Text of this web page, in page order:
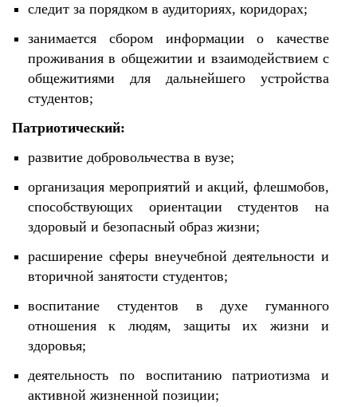
следит за порядком в аудиториях, коридорах;
занимается сбором информации о качестве
проживания в общежитии и взаимодействием с
общежитиями для дальнейшего устройства
студентов;
Патриотический:
развитие добровольчества в вузе;
организация мероприятий и акций, флешмобов,
способствующих ориентации студентов на
здоровый и безопасный образ жизни;
расширение сферы внеучебной деятельности и
вторичной занятости студентов;
воспитание студентов в духе гуманного
отношения к людям, защиты их жизни и
здоровья;
деятельность по воспитанию патриотизма и
активной жизненной позиции;